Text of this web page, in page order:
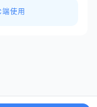
使用